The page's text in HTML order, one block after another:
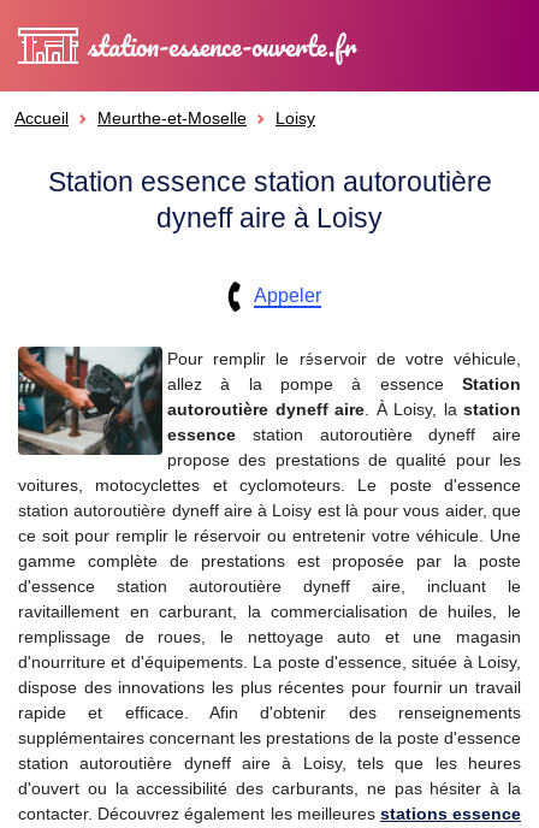
station-essence-ouverte.fr
Accueil Meurthe-et-Moselle Loisy
Station essence station autoroutière
dyneff aire à Loisy
Appeler
Pour remplir le réservoir de votre véhicule,
allez à la pompe à essence Station
autoroutière dyneff aire . À Loisy, la station
essence station autoroutière dyneff aire
propose des prestations de qualité pour les
voitures, motocyclettes et cyclomoteurs. Le poste d'essence
station autoroutière dyneff aire à Loisy est là pour vous aider, que
ce soit pour remplir le réservoir ou entretenir votre véhicule. Une
gamme complète de prestations est proposée par la poste
d'essence station autoroutière dyneff aire, incluant le
ravitaillement en carburant, la commercialisation de huiles, le
remplissage de roues, le nettoyage auto et une magasin
d'nourriture et d'équipements. La poste d'essence, située à Loisy,
dispose des innovations les plus récentes pour fournir un travail
rapide et efficace. Afin d'obtenir des renseignements
supplémentaires concernant les prestations de la poste d'essence
station autoroutière dyneff aire à Loisy, tels que les heures
d'ouvert ou la accessibilité des carburants, ne pas hésiter à la
contacter. Découvrez également les meilleures stations essence